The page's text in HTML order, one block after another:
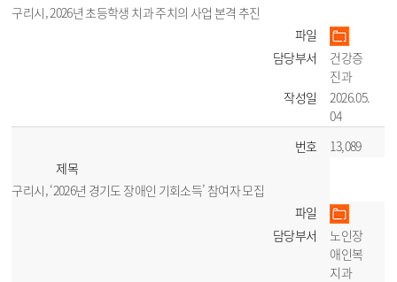
구리시, 2026년 초등학생 치과 주치의 사업 본격 추진
파일
담당부서
건강증
진과
작성일
2026.05.
04
번호
13,089
제목
구리시, ‘2026년 경기도 장애인 기회소득’ 참여자 모집
파일
담당부서
노인장
애인복
지과